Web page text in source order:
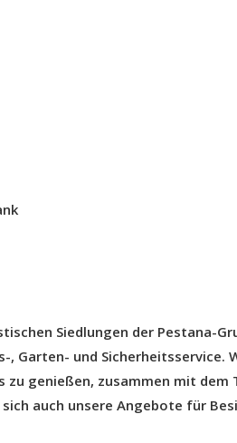
Siedlungen der Pestana-
Garten- und Sicherheitsservice.
genießen, zusammen mit dem
sich auch unsere Angebote für